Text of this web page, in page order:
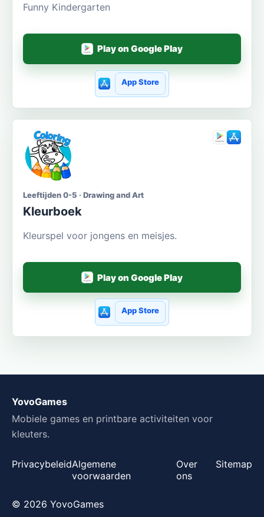
Funny Kindergarten
Play on Google Play
App Store
Leeftijden 0-5 · Drawing and Art
Kleurboek
Kleurspel voor jongens en meisjes.
Play on Google Play
App Store
YovoGames
Mobiele games en printbare activiteiten voor
kleuters.
PrivacybeleidAlgemene
voorwaarden
Over
ons
Sitemap
© 2026 YovoGames